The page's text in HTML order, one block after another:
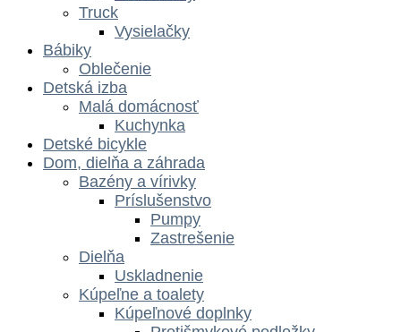
Truck
Vysielačky
Bábiky
Oblečenie
Detská izba
Malá domácnosť
Kuchynka
Detské bicykle
Dom, dielňa a záhrada
Bazény a vírivky
Príslušenstvo
Pumpy
Zastrešenie
Dielňa
Uskladnenie
Kúpeľne a toalety
Kúpeľnové doplnky